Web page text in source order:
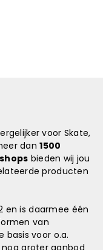
voor Skate,
dan1500
bieden wij jou
producten
en is daarmee één
van
basis voor o.a.